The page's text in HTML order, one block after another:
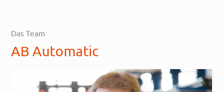
Das Team
AB Automatic